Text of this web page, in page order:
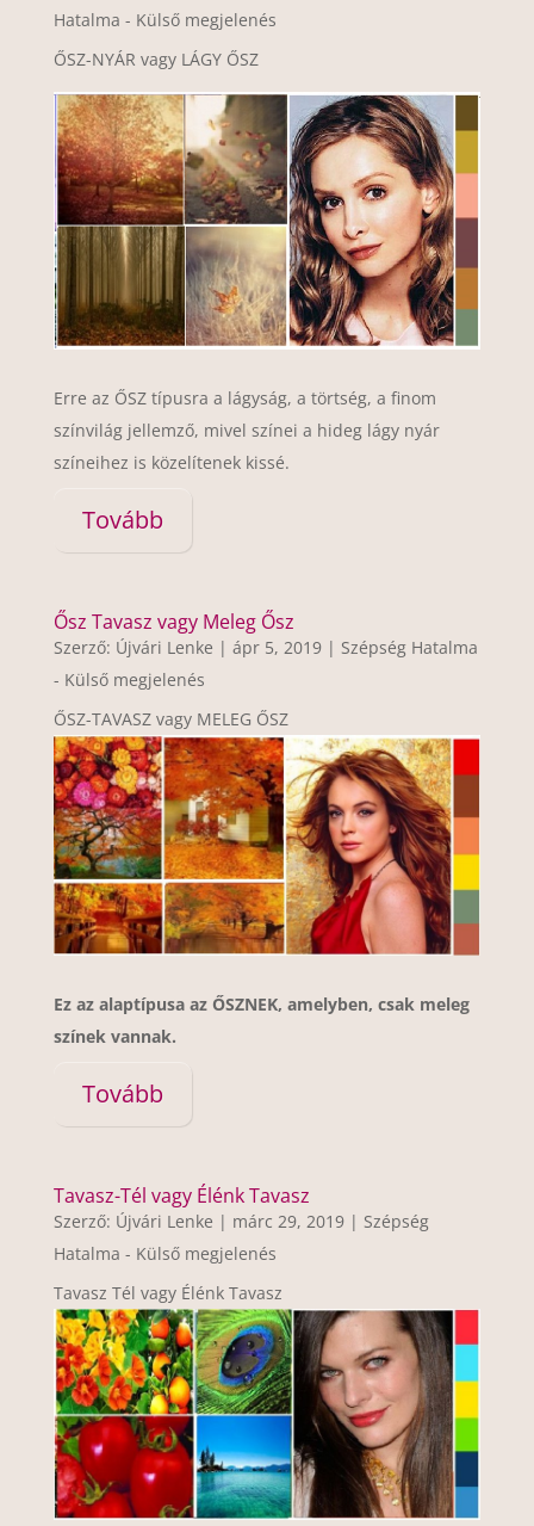
Hatalma - Külső megjelenés
ŐSZ-NYÁR vagy LÁGY ŐSZ
Erre az ŐSZ típusra a lágyság, a törtség, a finom
színvilág jellemző, mivel színei a hideg lágy nyár
színeihez is közelítenek kissé.
Tovább
Ősz Tavasz vagy Meleg Ősz
Szerző: Újvári Lenke | ápr 5, 2019| Szépség Hatalma
- Külső megjelenés
ŐSZ-TAVASZ vagy MELEG ŐSZ
Ez az alaptípusa az ŐSZNEK, amelyben, csak meleg
színek vannak.
Tovább
Tavasz-Tél vagy Élénk Tavasz
Szerző: Újvári Lenke | márc 29, 2019| Szépség
Hatalma - Külső megjelenés
Tavasz Tél vagy Élénk Tavasz